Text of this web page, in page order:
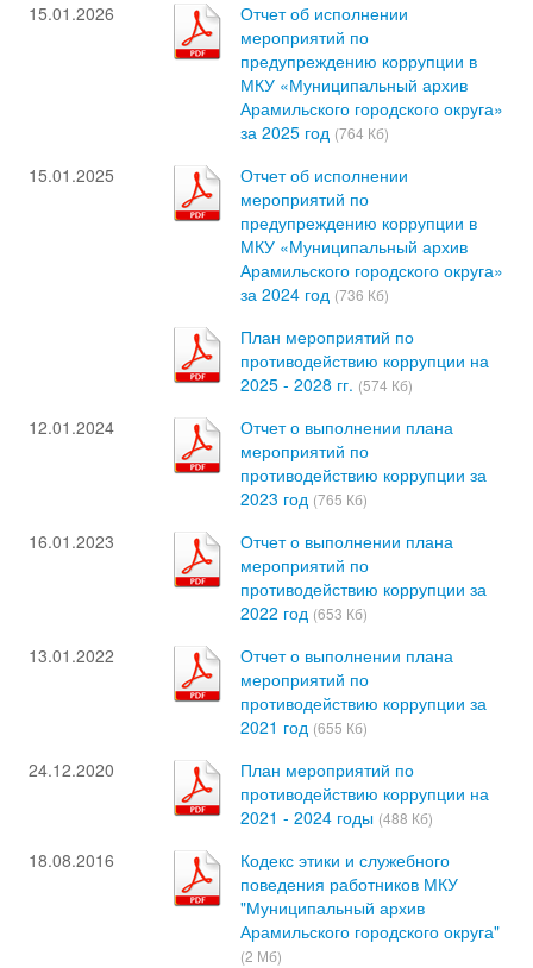
15.01.2026
Отчет об исполнении
мероприятий по
предупреждению коррупции в
МКУ «Муниципальный архив
Арамильского городского округа»
за 2025 год (764 Кб)
15.01.2025
Отчет об исполнении
мероприятий по
предупреждению коррупции в
МКУ «Муниципальный архив
Арамильского городского округа»
за 2024 год (736 Кб)
План мероприятий по
противодействию коррупции на
2025 - 2028 гг. (574 Кб)
12.01.2024
Отчет о выполнении плана
мероприятий по
противодействию коррупции за
2023 год (765 Кб)
16.01.2023
Отчет о выполнении плана
мероприятий по
противодействию коррупции за
2022 год (653 Кб)
13.01.2022
Отчет о выполнении плана
мероприятий по
противодействию коррупции за
2021 год (655 Кб)
24.12.2020
План мероприятий по
противодействию коррупции на
2021 - 2024 годы (488 Кб)
18.08.2016
Кодекс этики и служебного
поведения работников МКУ
"Муниципальный архив
Арамильского городского округа"
(2 Мб)